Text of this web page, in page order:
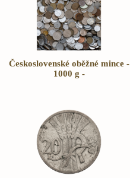
Československé oběžné mince -
1000 g -